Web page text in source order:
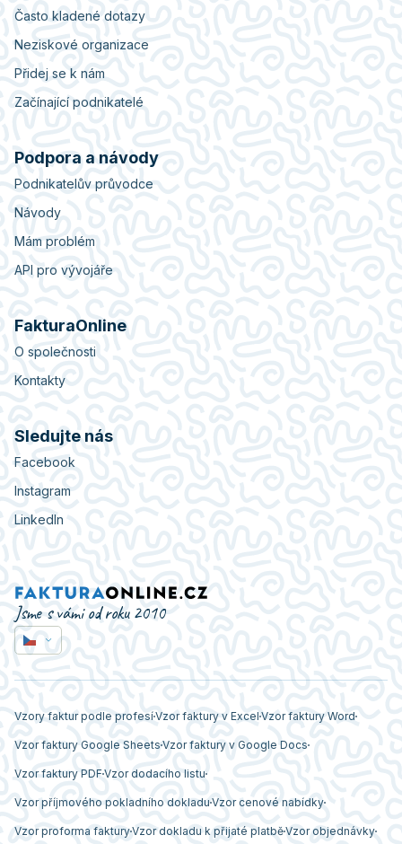
Často kladené dotazy
Neziskové organizace
Přidej se k nám
Začínající podnikatelé
Podpora a návody
Podnikatelův průvodce
Návody
Mám problém
API pro vývojáře
FakturaOnline
O společnosti
Kontakty
Sledujte nás
Facebook
Instagram
LinkedIn
Jsme s vámi od roku 2010
Vzory faktur podle profesíVzor faktury v Excel Vzor faktury Word
Vzor faktury Google Sheets Vzor faktury v Google Docs
Vzor faktury PDF Vzor dodacího listu
Vzor příjmového pokladního dokladu Vzor cenové nabídky
Vzor proforma fakturyVzor dokladu k přijaté platběVzor objednávky